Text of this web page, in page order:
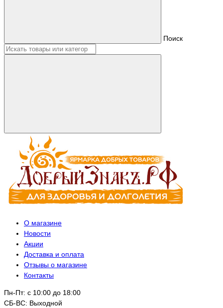
Поиск
О магазине
Новости
Акции
Доставка и оплата
Отзывы о магазине
Контакты
Пн-Пт: с 10:00 до 18:00
СБ-ВС: Выходной